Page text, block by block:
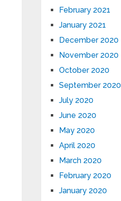
February 2021
January 2021
December 2020
November 2020
October 2020
September 2020
July 2020
June 2020
May 2020
April 2020
March 2020
February 2020
January 2020